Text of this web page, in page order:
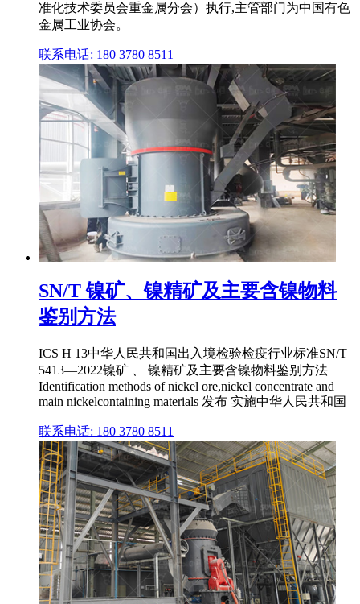
准化技术委员会重金属分会）执行,主管部门为中国有色
金属工业协会。
联系电话: 180 3780 8511
SN/T 镍矿、镍精矿及主要含镍物料
鉴别方法
ICS H 13中华人民共和国出入境检验检疫行业标准SN/T
5413—2022镍矿 、 镍精矿及主要含镍物料鉴别方法
Identification methods of nickel ore,nickel concentrate and
main nickelcontaining materials 发布 实施中华人民共和国
联系电话: 180 3780 8511